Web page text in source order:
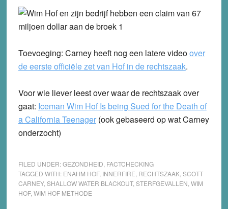
Toevoeging: Carney heeft nog een latere videoover
de eerste officiële zet van Hof in de rechtszaak.
Voor wie liever leest over waar de rechtszaak over
gaat: Iceman Wim Hof Is being Sued for the Death of
a California Teenager(ook gebaseerd op wat Carney
onderzocht)
FILED UNDER:GEZONDHEID FACTCHECKING
TAGGED WITH: ENAHM HOF, INNERFIRE RECHTSZAAK, SCOTT
CARNEY, SHALLOW WATER BLACKOUT, STERFGEVALLEN WIM
HOF, WIM HOF METHODE